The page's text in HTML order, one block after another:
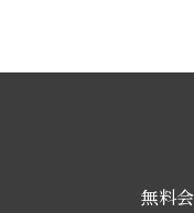
無料